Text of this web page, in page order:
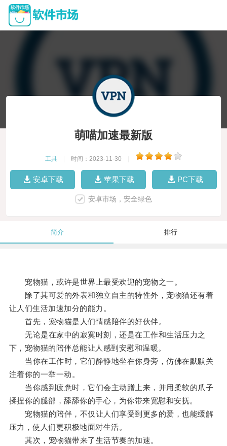
萌喵加速最新版
工具 时间：2023-11-30
安卓下载 苹果下载 PC下载
安卓市场，安全绿色
简介 排行
宠物猫，或许是世界上最受欢迎的宠物之一。
除了其可爱的外表和独立自主的特性外，宠物猫还有着
让人们生活加速加分的能力。
首先，宠物猫是人们情感陪伴的好伙伴。
无论是在家中的寂寞时刻，还是在工作和生活压力之
下，宠物猫的陪伴总能让人感到安慰和温暖。
当你在工作时，它们静静地坐在你身旁，仿佛在默默关
注着你的一举一动。
当你感到疲惫时，它们会主动蹭上来，并用柔软的爪子
揉捏你的腿部，舔舔你的手心，为你带来宽慰和安抚。
宠物猫的陪伴，不仅让人们享受到更多的爱，也能缓解
压力，使人们更积极地面对生活。
其次，宠物猫带来了生活节奏的加速。